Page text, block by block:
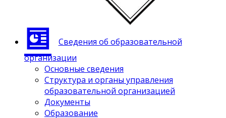
Сведения об образовательной
организации
Основные сведения
Структура и органы управления
образовательной организацией
Документы
Образование